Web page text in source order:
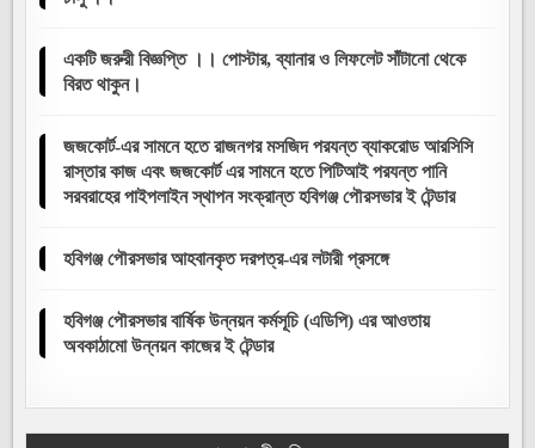
একটি জরুরী বিজ্ঞপ্তি ।। পোস্টার, ব্যানার ও লিফলেট সাঁটানো থেকে
বিরত থাকুন।
জজকোর্ট-এর সামনে হতে রাজনগর মসজিদ পরযন্ত ব্যাকরোড আরসিসি
রাস্তার কাজ এবং জজকোর্ট এর সামনে হতে পিটিআই পরযন্ত পানি
সরবরাহের পাইপলাইন স্থাপন সংক্রান্ত হবিগঞ্জ পৌরসভার ই টেন্ডার
হবিগঞ্জ পৌরসভার আহবানকৃত দরপত্র-এর লটারী প্রসঙ্গে
হবিগঞ্জ পৌরসভার বার্ষিক উন্নয়ন কর্মসূচি (এডিপি) এর আওতায়
অবকাঠামো উন্নয়ন কাজের ই টেন্ডার